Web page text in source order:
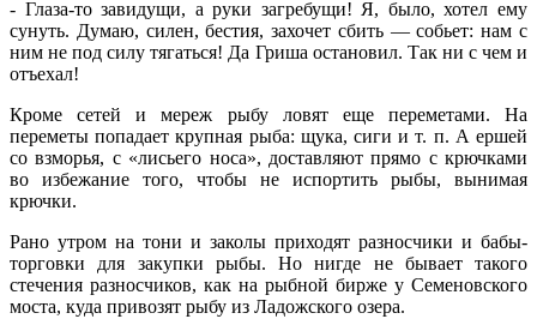
‑ Глаза-то завидущи, а руки загребущи! Я, было, хотел ему
сунуть. Думаю, силен, бестия, захочет сбить — собьет: нам с
ним не под силу тягаться! Да Гриша остановил. Так ни с чем и
отъехал!
Кроме сетей и мереж рыбу ловят еще переметами. На
переметы попадает крупная рыба: щука, сиги и т. п. А ершей
со взморья, с «лисьего носа», доставляют прямо с крючками
во избежание того, чтобы не испортить рыбы, вынимая
крючки.
Рано утром на тони и заколы приходят разносчики и бабы-
торговки для закупки рыбы. Но нигде не бывает такого
стечения разносчиков, как на рыбной бирже у Семеновского
моста, куда привозят рыбу из Ладожского озера.